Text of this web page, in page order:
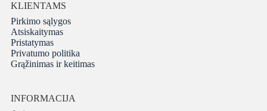
KLIENTAMS
Pirkimo sąlygos
Atsiskaitymas
Pristatymas
Privatumo politika
Grąžinimas ir keitimas
INFORMACIJA